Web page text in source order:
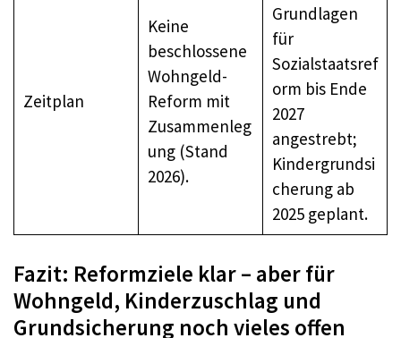
Zeitplan
Keine
beschlossene
Wohngeld-
Reform mit
Zusammenleg
ung (Stand
2026).
Grundlagen
für
Sozialstaatsref
orm bis Ende
2027
angestrebt;
Kindergrundsi
cherung ab
2025 geplant.
Fazit: Reformziele klar – aber für
Wohngeld, Kinderzuschlag und
Grundsicherung noch vieles offen